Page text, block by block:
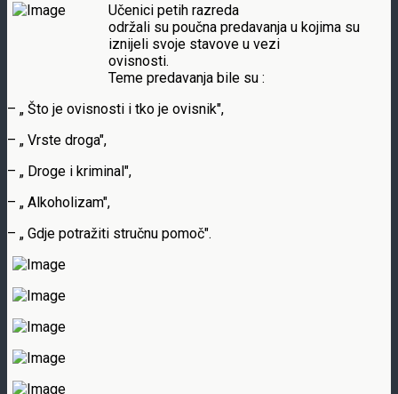
Učenici petih razreda
održali su poučna predavanja u kojima su
iznijeli svoje stavove u vezi
ovisnosti.
Teme predavanja bile su :
– „ Što je ovisnosti i tko je ovisnik",
– „ Vrste droga",
– „ Droge i kriminal",
– „ Alkoholizam",
– „ Gdje potražiti stručnu pomoč".